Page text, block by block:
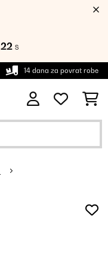
21 S
14 dana za povrat robe